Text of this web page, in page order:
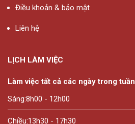
Điều khoản & bảo mật
Liên hệ
LỊCH LÀM VIỆC
Làm việc tất cả các ngày trong tuần
Sáng:8h00 - 12h00
Chiều:13h30 - 17h30